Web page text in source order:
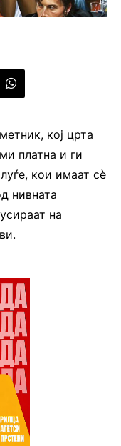
кој црта
платна и ги
кои имаат сè
нивната
на